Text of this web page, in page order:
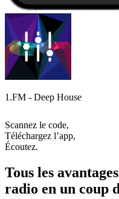
1.FM - Deep House
Scannez le code,
Téléchargez l’app,
Écoutez.
Tous les
radio en un coup